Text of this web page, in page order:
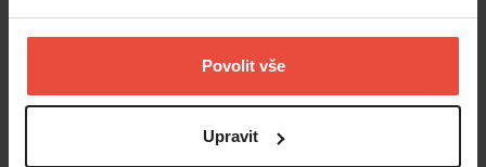
Povolit vše
Upravit